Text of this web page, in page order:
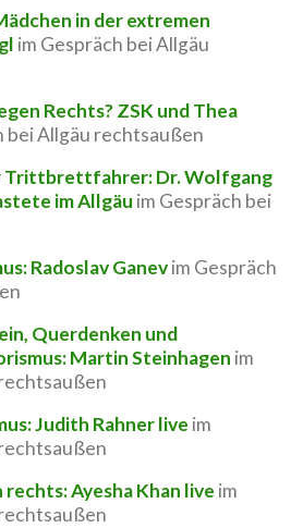
in der extremen
im Gespräch bei Allgäu
Rechts? ZSK und Thea
bei Allgäu rechtsaußen
Trittbrettfahrer: Dr. Wolfgang
im Allgäu im Gespräch bei
Radoslav Ganevim Gespräch
Querdenken und
Martin Steinhagen im
Judith Rahner live im
Ayesha Khan live im